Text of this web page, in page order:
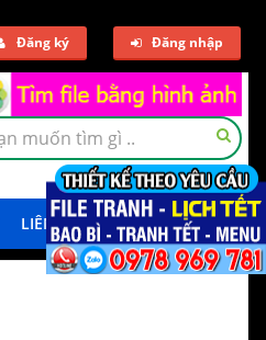
Đăng ký Đăng nhập
LIÊN HỆ TẢI DEMO